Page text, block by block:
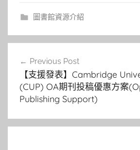
圖書館資源介紹
Previous Post
【支援發表】Cambridge
(CUP) OA期刊投稿優惠方案
Publishing Support)